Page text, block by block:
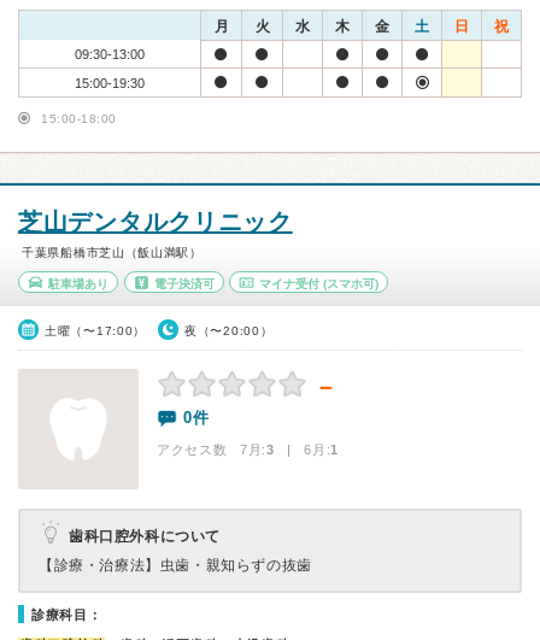
月 火 水 木 金 土 日 祝
09:30-13:00
15:00-19:30
15:00-18:00
芝山デンタルクリニック
千葉県船橋市芝山（飯山満駅）
駐車場あり 電子決済可 マイナ受付 (スマホ可)
土曜（〜17:00） 夜（〜20:00）
－
0件
アクセス数 7月:3 | 6月:1
歯科口腔外科について
【診療・治療法】 虫歯・親知らずの抜歯
診療科目：